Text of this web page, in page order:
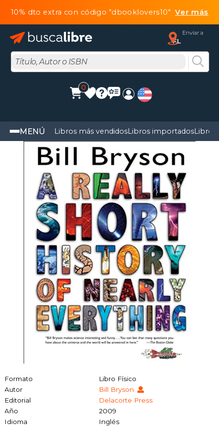
10% dto extra con código "dbooklovers10"Ver más
Enviar a
FL
0
MENÚ Libros más vendidosLibros importadosLibros
Formato
Libro Físico
Autor
Bill Bryson
Editorial
Delacorte Press
Año
2009
Idioma
Inglés